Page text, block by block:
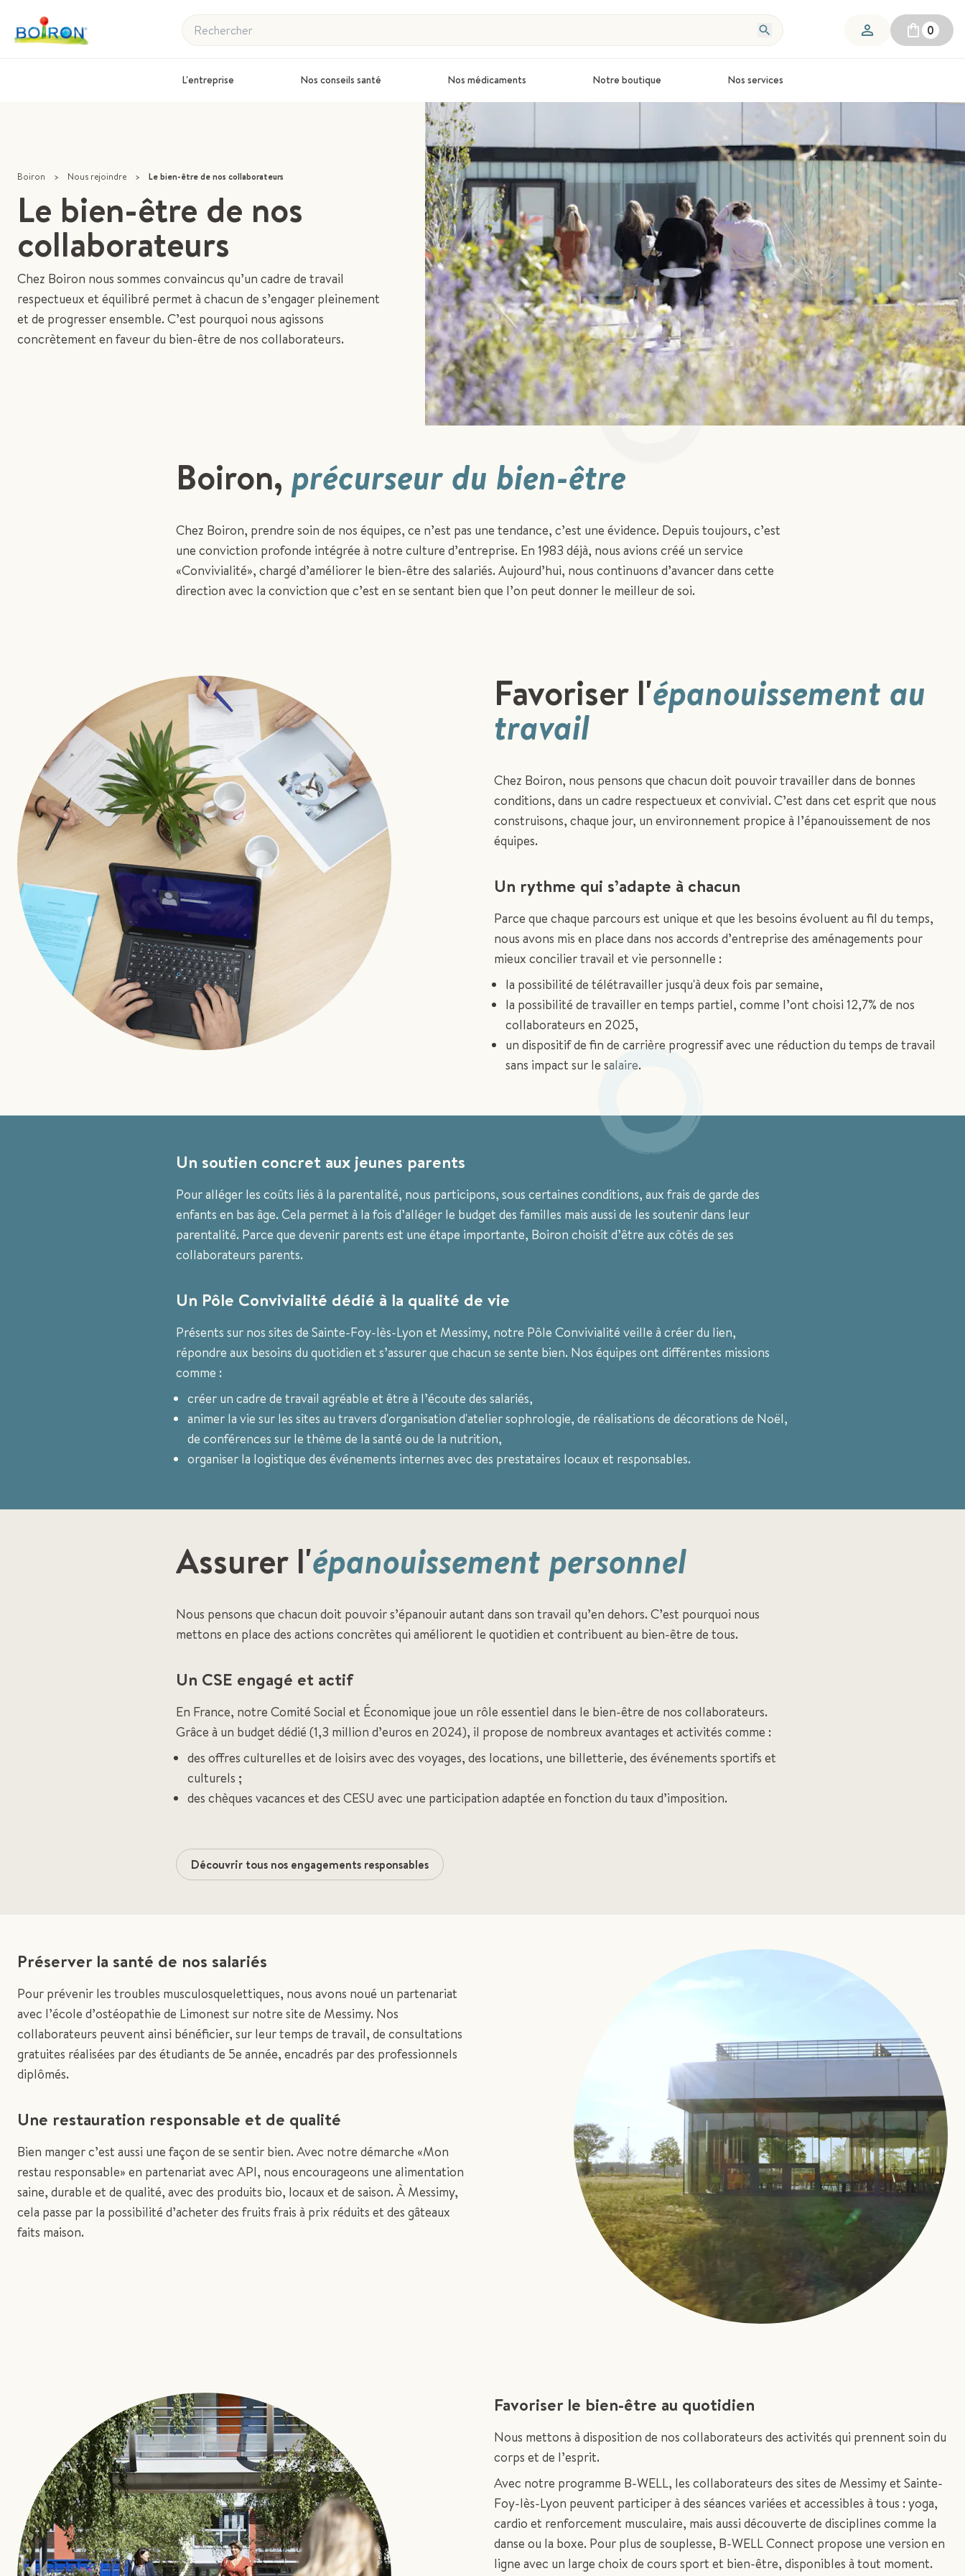
Rechercher 0
L'entreprise Nos conseils santé Nos médicaments Notre boutique Nos services
Boiron > Nous rejoindre > Le bien-être de nos collaborateurs
Le bien-être de nos
collaborateurs
Chez Boiron nous sommes convaincus qu’un cadre de travail
respectueux et équilibré permet à chacun de s’engager pleinement
et de progresser ensemble. C’est pourquoi nous agissons
concrètement en faveur du bien-être de nos collaborateurs.
Boiron, précurseur du bien-être
Chez Boiron, prendre soin de nos équipes, ce n’est pas une tendance, c’est une évidence. Depuis toujours, c’est
une conviction profonde intégrée à notre culture d’entreprise. En 1983 déjà, nous avions créé un service
«Convivialité», chargé d’améliorer le bien-être des salariés. Aujourd’hui, nous continuons d’avancer dans cette
direction avec la conviction que c’est en se sentant bien que l’on peut donner le meilleur de soi.
Favoriser l'épanouissement au
travail
Chez Boiron, nous pensons que chacun doit pouvoir travailler dans de bonnes
conditions, dans un cadre respectueux et convivial. C’est dans cet esprit que nous
construisons, chaque jour, un environnement propice à l’épanouissement de nos
équipes.
Un rythme qui s’adapte à chacun
Parce que chaque parcours est unique et que les besoins évoluent au fil du temps,
nous avons mis en place dans nos accords d’entreprise des aménagements pour
mieux concilier travail et vie personnelle :
la possibilité de télétravailler jusqu'à deux fois par semaine,
la possibilité de travailler en temps partiel, comme l’ont choisi 12,7% de nos
collaborateurs en 2025,
un dispositif de fin de carrière progressif avec une réduction du temps de travail
sans impact sur le salaire.
Un soutien concret aux jeunes parents
Pour alléger les coûts liés à la parentalité, nous participons, sous certaines conditions, aux frais de garde des
enfants en bas âge. Cela permet à la fois d’alléger le budget des familles mais aussi de les soutenir dans leur
parentalité. Parce que devenir parents est une étape importante, Boiron choisit d’être aux côtés de ses
collaborateurs parents.
Un Pôle Convivialité dédié à la qualité de vie
Présents sur nos sites de Sainte-Foy-lès-Lyon et Messimy, notre Pôle Convivialité veille à créer du lien,
répondre aux besoins du quotidien et s’assurer que chacun se sente bien. Nos équipes ont différentes missions
comme :
créer un cadre de travail agréable et être à l’écoute des salariés,
animer la vie sur les sites au travers d'organisation d'atelier sophrologie, de réalisations de décorations de Noël,
de conférences sur le thème de la santé ou de la nutrition,
organiser la logistique des événements internes avec des prestataires locaux et responsables.
Assurer l'épanouissement personnel
Nous pensons que chacun doit pouvoir s’épanouir autant dans son travail qu’en dehors. C’est pourquoi nous
mettons en place des actions concrètes qui améliorent le quotidien et contribuent au bien-être de tous.
Un CSE engagé et actif
En France, notre Comité Social et Économique joue un rôle essentiel dans le bien-être de nos collaborateurs.
Grâce à un budget dédié (1,3 million d’euros en 2024), il propose de nombreux avantages et activités comme :
des offres culturelles et de loisirs avec des voyages, des locations, une billetterie, des événements sportifs et
culturels ;
des chèques vacances et des CESU avec une participation adaptée en fonction du taux d’imposition.
Découvrir tous nos engagements responsables
Préserver la santé de nos salariés
Pour prévenir les troubles musculosquelettiques, nous avons noué un partenariat
avec l’école d’ostéopathie de Limonest sur notre site de Messimy. Nos
collaborateurs peuvent ainsi bénéficier, sur leur temps de travail, de consultations
gratuites réalisées par des étudiants de 5e année, encadrés par des professionnels
diplômés.
Une restauration responsable et de qualité
Bien manger c’est aussi une façon de se sentir bien. Avec notre démarche «Mon
restau responsable» en partenariat avec API, nous encourageons une alimentation
saine, durable et de qualité, avec des produits bio, locaux et de saison. À Messimy,
cela passe par la possibilité d’acheter des fruits frais à prix réduits et des gâteaux
faits maison.
Favoriser le bien-être au quotidien
Nous mettons à disposition de nos collaborateurs des activités qui prennent soin du
corps et de l’esprit.
Avec notre programme B-WELL, les collaborateurs des sites de Messimy et Sainte-
Foy-lès-Lyon peuvent participer à des séances variées et accessibles à tous : yoga,
cardio et renforcement musculaire, mais aussi découverte de disciplines comme la
danse ou la boxe. Pour plus de souplesse, B-WELL Connect propose une version en
ligne avec un large choix de cours sport et bien-être, disponibles à tout moment.